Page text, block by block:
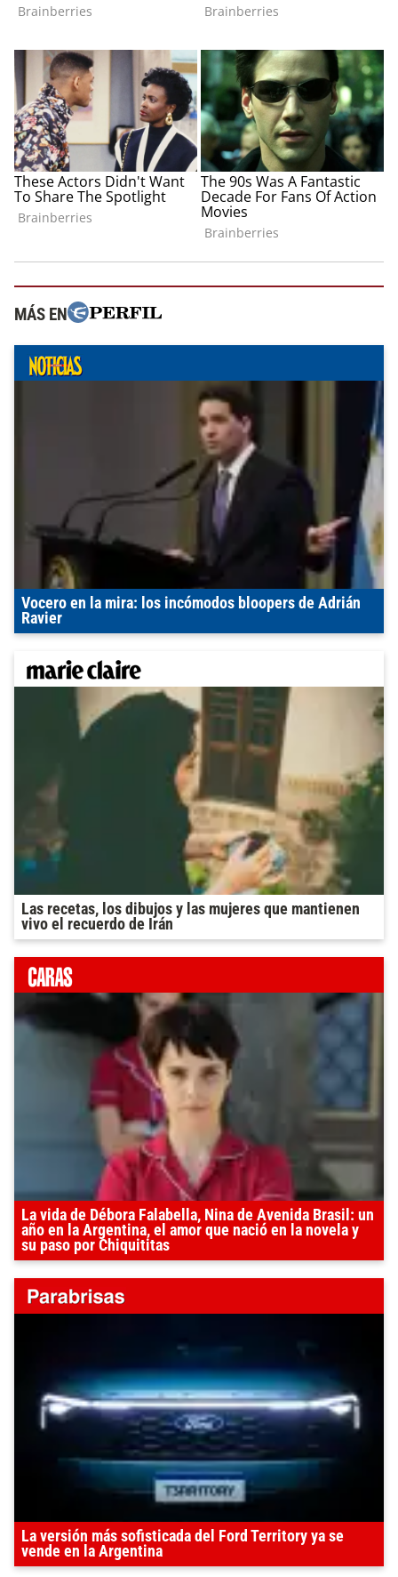
MÁS EN
Vocero en la mira: los incómodos bloopers de Adrián
Ravier
Las recetas, los dibujos y las mujeres que mantienen
vivo el recuerdo de Irán
La vida de Débora Falabella, Nina de Avenida Brasil: un
año en la Argentina, el amor que nació en la novela y
su paso por Chiquititas
La versión más sofisticada del Ford Territory ya se
vende en la Argentina